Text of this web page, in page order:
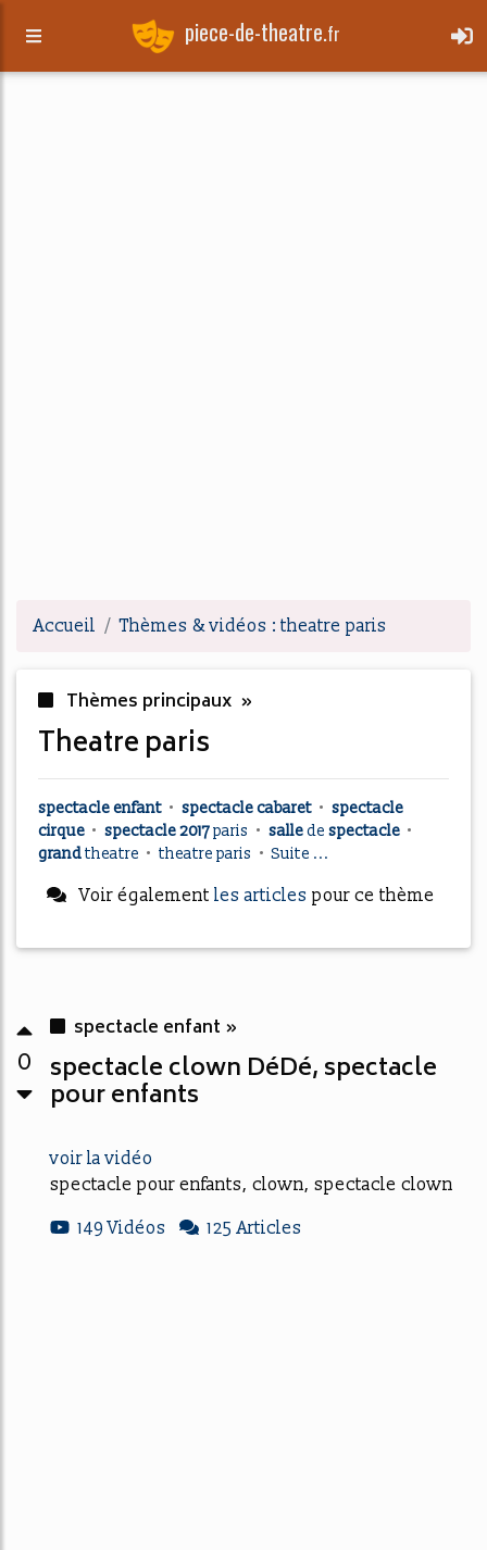
piece-de-theatre.fr
Accueil Thèmes & vidéos : theatre paris
Thèmes principaux »
theatre paris
spectacle enfant • spectacle cabaret • spectacle
cirque • spectacle 2017paris • sallede spectacle •
grandtheatre • theatre paris •Suite ...
Voir également les articles pour ce thème
0
spectacle enfant »
spectacle clown DéDé, spectacle
pour enfants
voir la vidéo
spectacle pour enfants, clown, spectacle clown
149 Vidéos
125 Articles